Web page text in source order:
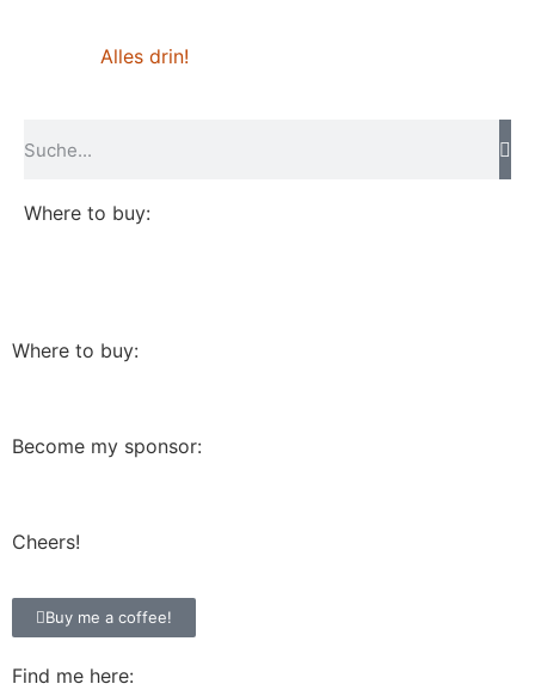
Alles drin!
Where to buy:
Where to buy:
Become my sponsor:
Cheers!
Buy me a coffee!
Find me here: